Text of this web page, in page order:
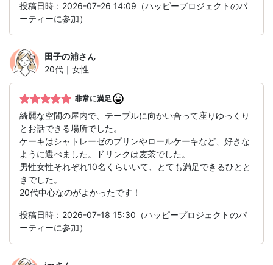
投稿日時：2026-07-26 14:09（ハッピープロジェクトのパ
ーティーに参加）
田子の浦さん
20代｜女性
非常に満足
綺麗な空間の屋内で、テーブルに向かい合って座りゆっくり
とお話できる場所でした。
ケーキはシャトレーゼのプリンやロールケーキなど、好きな
ように選べました。ドリンクは麦茶でした。
男性女性それぞれ10名くらいいて、とても満足できるひとと
きでした。
20代中心なのがよかったです！
投稿日時：2026-07-18 15:30（ハッピープロジェクトのパ
ーティーに参加）